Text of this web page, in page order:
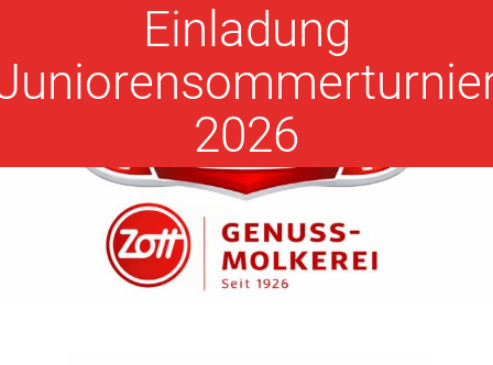
Einladung
2026